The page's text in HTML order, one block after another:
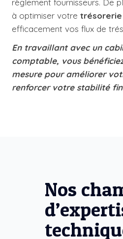
règlement fournisseurs. De
à optimiser votre trésorerie
efficacement vos flux de
En travaillant avec un
comptable, vous
mesure pour améliorer
renforcer votre stabilité
Nos